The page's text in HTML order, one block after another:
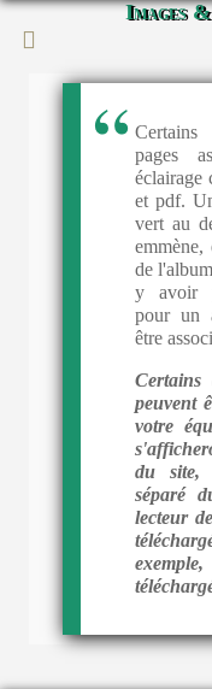
Images
pages
éclairage
et pdf.
vert au
de
y avoir
pour un
être
Certains
peuvent
votre
du site,
séparé
lecteur